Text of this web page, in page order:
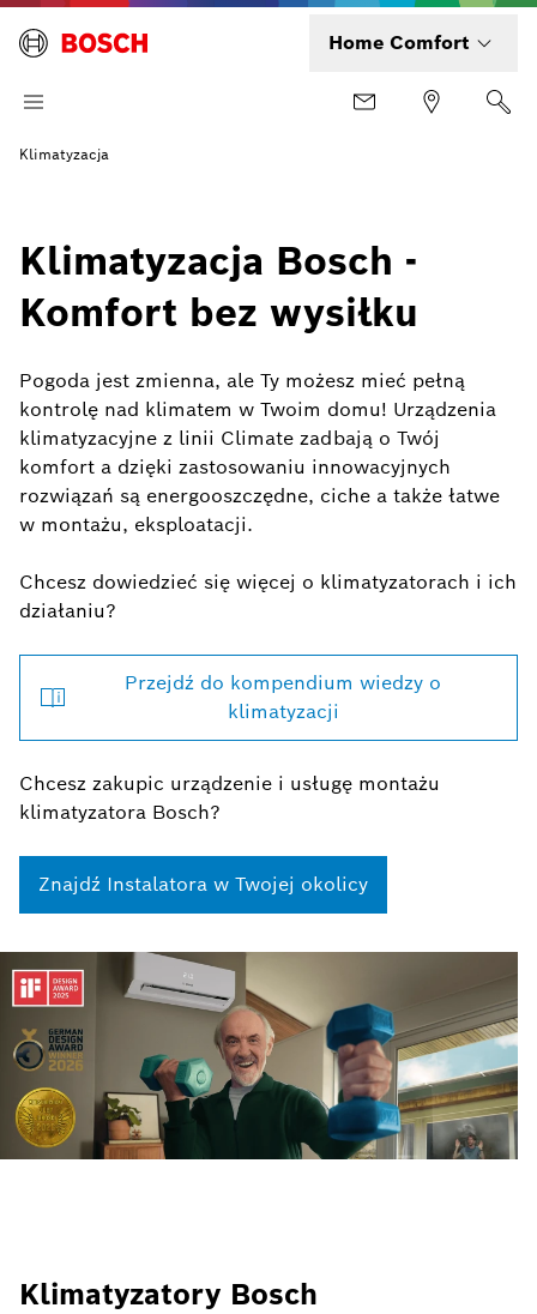
Home Comfort
Klimatyzacja
Klimatyzacja Bosch -
Komfort bez wysiłku
Pogoda jest zmienna, ale Ty możesz mieć pełną
kontrolę nad klimatem w Twoim domu! Urządzenia
klimatyzacyjne z linii Climate zadbają o Twój
komfort a dzięki zastosowaniu innowacyjnych
rozwiązań są energooszczędne, ciche a także łatwe
w montażu, eksploatacji.
Chcesz dowiedzieć się więcej o klimatyzatorach i ich
działaniu?
Przejdź do kompendium wiedzy o
klimatyzacji
Chcesz zakupic urządzenie i usługę montażu
klimatyzatora Bosch?
Znajdź Instalatora w Twojej okolicy
Klimatyzatory Bosch